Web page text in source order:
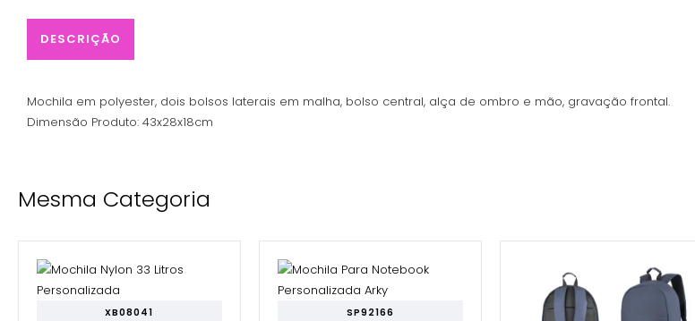
DESCRIÇÃO
Mochila em polyester, dois bolsos laterais em malha, bolso central, alça de ombro e mão, gravação frontal.
Dimensão Produto: 43x28x18cm
Mesma Categoria
XB08041 SP92166